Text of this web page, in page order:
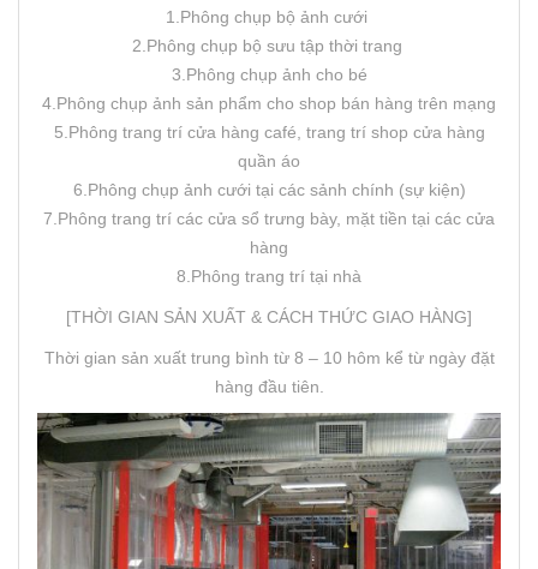
1.Phông chụp bộ ảnh cưới
2.Phông chụp bộ sưu tập thời trang
3.Phông chụp ảnh cho bé
4.Phông chụp ảnh sản phẩm cho shop bán hàng trên mạng
5.Phông trang trí cửa hàng café, trang trí shop cửa hàng
quần áo
6.Phông chụp ảnh cưới tại các sảnh chính (sự kiện)
7.Phông trang trí các cửa sổ trưng bày, mặt tiền tại các cửa
hàng
8.Phông trang trí tại nhà
[THỜI GIAN SẢN XUẤT & CÁCH THỨC GIAO HÀNG]
Thời gian sản xuất trung bình từ 8 – 10 hôm kể từ ngày đặt
hàng đầu tiên.